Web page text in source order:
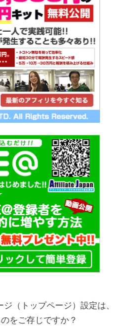
（トップページ）設定は、
をご存じですか？